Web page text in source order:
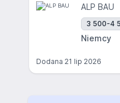
ALP BAU
3 500-4
Niemcy
Dodana 21 lip 2026